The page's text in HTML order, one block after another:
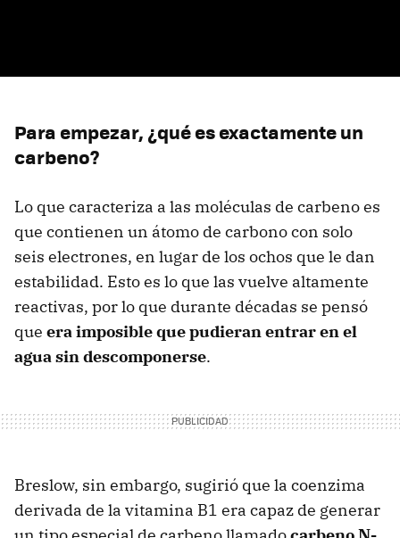
Para empezar, ¿qué es exactamente un
carbeno?
Lo que caracteriza a las moléculas de carbeno es
que contienen un átomo de carbono con solo
seis electrones, en lugar de los ochos que le dan
estabilidad. Esto es lo que las vuelve altamente
reactivas, por lo que durante décadas se pensó
que era imposible que pudieran entrar en el
agua sin descomponerse.
Breslow, sin embargo, sugirió que la coenzima
derivada de la vitamina B1 era capaz de generar